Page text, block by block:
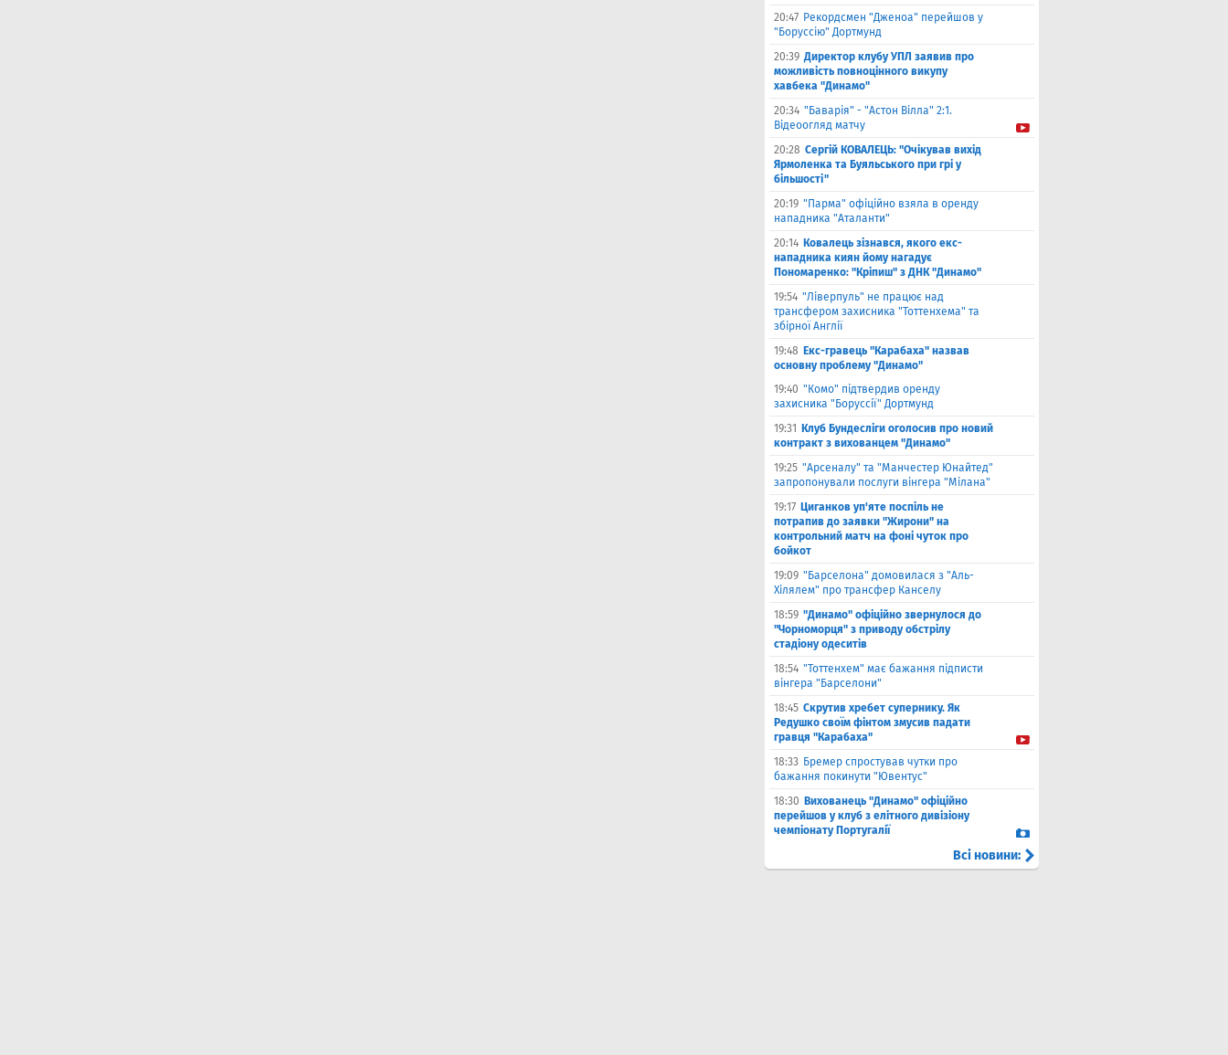
20:47 Рекордсмен "Дженоа" перейшов у
"Боруссію" Дортмунд
20:39 Директор клубу УПЛ заявив про
можливість повноцінного викупу
хавбека "Динамо"
20:34 "Баварія" - "Астон Вілла" 2:1.
Відеоогляд матчу
20:28 Сергій КОВАЛЕЦЬ: "Очікував вихід
Ярмоленка та Буяльського при грі у
більшості"
20:19 "Парма" офіційно взяла в оренду
нападника "Аталанти"
20:14 Ковалець зізнався, якого екс-
нападника киян йому нагадує
Пономаренко: "Кріпиш" з ДНК "Динамо"
19:54 "Ліверпуль" не працює над
трансфером захисника "Тоттенхема" та
збірної Англії
19:48 Екс-гравець "Карабаха" назвав
основну проблему "Динамо"
19:40 "Комо" підтвердив оренду
захисника "Боруссії" Дортмунд
19:31
Клуб Бундесліги оголосив про новий
контракт з вихованцем "Динамо"
19:25 "Арсеналу" та "Манчестер Юнайтед"
запропонували послуги вінгера "Мілана"
19:17 Циганков уп'яте поспіль не
потрапив до заявки "Жирони" на
контрольний матч на фоні чуток про
бойкот
19:09 "Барселона" домовилася з "Аль-
Хілялем" про трансфер Канселу
18:59 "Динамо" офіційно звернулося до
"Чорноморця" з приводу обстрілу
стадіону одеситів
18:54 "Тоттенхем" має бажання підписти
вінгера "Барселони"
18:45 Скрутив хребет супернику. Як
Редушко своїм фінтом змусив падати
гравця "Карабаха"
18:33 Бремер спростував чутки про
бажання покинути "Ювентус"
18:30 Вихованець "Динамо" офіційно
перейшов у клуб з елітного дивізіону
чемпіонату Португалії
Всі новини: